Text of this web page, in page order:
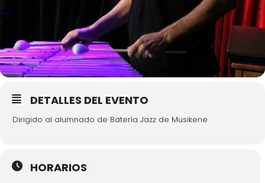
DETALLES DEL EVENTO
Dirigido al alumnado de Batería Jazz de Musikene
HORARIOS